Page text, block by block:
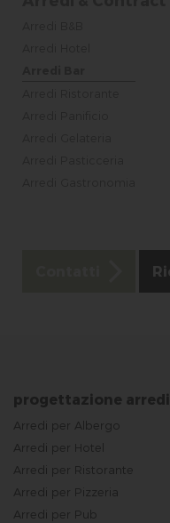
progettazione
Arredi per Albergo
Arredi per Hotel
Arredi per Ristorante
Arredi per Pizzeria
Arredi per Pub